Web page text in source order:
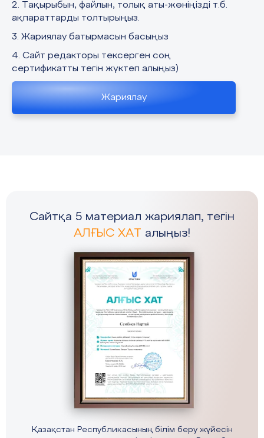
2. Тақырыбын, файлын, толық аты-жөніңізді т.б.
ақпараттарды толтырыңыз.
3. Жариялау батырмасын басыңыз
4. Сайт редакторы тексерген соң
сертификатты тегін жүктеп алыңыз)
Жариялау
Сайтқа 5 материал жариялап, тегін
АЛҒЫС ХАТ алыңыз!
Қазақстан Республикасының білім беру жүйесін